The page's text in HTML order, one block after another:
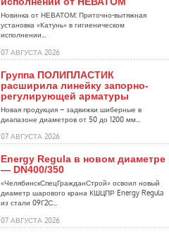
Новинка от НЕВАТОМ: Приточно-вытяжная
установка «Катунь» в гигиеническом
исполнении...
07 АВГУСТА 2026
Группа ПОЛИПЛАСТИК
расширила линейку запорно-
регулирующей арматуры
Новая продукция – задвижки шиберные в
диапазоне диаметров от 50 до 1200 мм...
07 АВГУСТА 2026
Energy Regula в новом диаметре
— DN400/350
«ЧелябинскСпецГражданСтрой» освоил новый
диаметр шарового крана КШЦПР Energy Regula
из стали 09Г2С...
07 АВГУСТА 2026